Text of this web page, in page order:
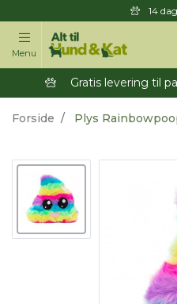
14
Menu
Gratis levering til
Forside Plys